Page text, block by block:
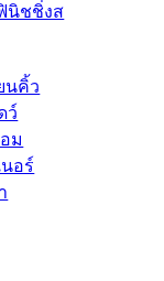
นิชชิ่งส
นคิ้ว
ว์
ม
อร์